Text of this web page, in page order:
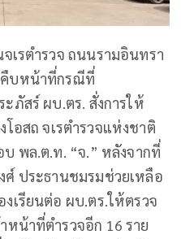
เรตำรวจ ถนนรามอินทรา
คืบหน้าที่กรณีที่
ภัสร์ ผบ.ตร. สั่งการให้
อสถ จเรตำรวจแห่งชาติ
พล.ต.ท. “จ.” หลังจากที่
ศ์ ประธานชมรมช่วยเหลือ
เรียนต่อ ผบ.ตร.ให้ตรวจ
หน้าที่ตำรวจอีก 16 ราย